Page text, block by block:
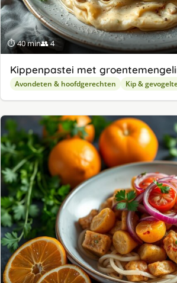
⏱ 40 min👥 4
Kippenpastei met
Avondeten & hoofdgerechten Kip &